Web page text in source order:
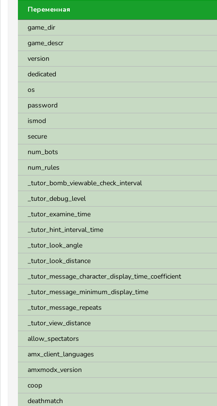
Переменная
game_dir
game_descr
version
dedicated
os
password
ismod
secure
num_bots
num_rules
_tutor_bomb_viewable_check_interval
_tutor_debug_level
_tutor_examine_time
_tutor_hint_interval_time
_tutor_look_angle
_tutor_look_distance
_tutor_message_character_display_time_coefficient
_tutor_message_minimum_display_time
_tutor_message_repeats
_tutor_view_distance
allow_spectators
amx_client_languages
amxmodx_version
coop
deathmatch